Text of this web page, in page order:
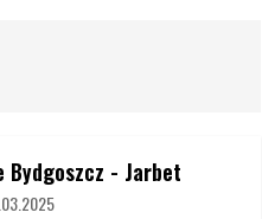
Bydgoszcz - Jarbet